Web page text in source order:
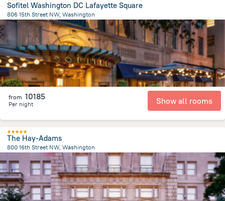
Sofitel Washington DC Lafayette Square
806 15th Street NW, Washington
631.4 m
from the center of Spojené státy americké
from 10185
Per night Show all rooms
The Hay-Adams
800 16th Street NW, Washington
from the center ofSpojené státy americké